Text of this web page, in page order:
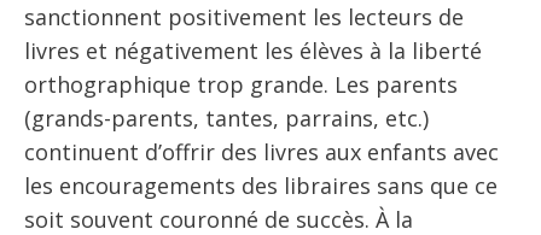
sanctionnent positivement les lecteurs de
livres et négativement les élèves à la liberté
orthographique trop grande. Les parents
(grands-parents, tantes, parrains, etc.)
continuent d’offrir des livres aux enfants avec
les encouragements des libraires sans que ce
soit souvent couronné de succès. À la